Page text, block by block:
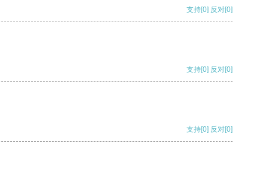
支持[0] 反对[0]
支持[0] 反对[0]
支持[0] 反对[0]